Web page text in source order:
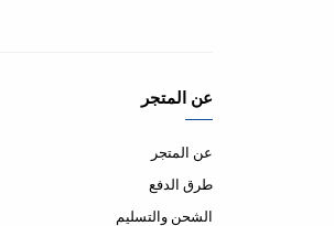
عن المتجر
عن المتجر
طرق الدفع
الشحن والتسليم